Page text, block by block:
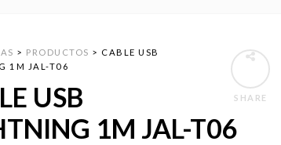
SHARE
> PRODUCTOS > CABLE USB
1M JAL-T06
USB
1M JAL-T06